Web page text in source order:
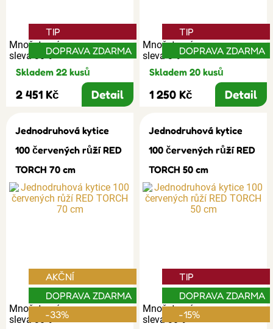
Množstevní
sleva 30%
TIP
DOPRAVA ZDARMA
Skladem 22 kusů
2 451 Kč Detail
Množstevní
sleva 3%
TIP
DOPRAVA ZDARMA
Skladem 20 kusů
1 250 Kč Detail
Jednodruhová kytice
100 červených růží RED
TORCH 70 cm
Množstevní
sleva 30%
AKČNÍ
DOPRAVA ZDARMA
-33%
Jednodruhová kytice
100 červených růží RED
TORCH 50 cm
Množstevní
sleva 30%
TIP
DOPRAVA ZDARMA
-15%